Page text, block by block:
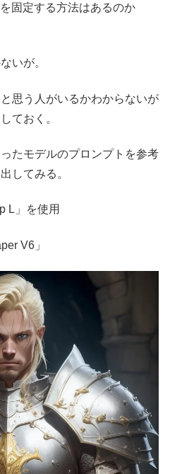
固定する方法はあるのか
いが。
思う人がいるかわからないが
ておく。
たモデルのプロンプトを参考
してみる。
L」を使用
V6」